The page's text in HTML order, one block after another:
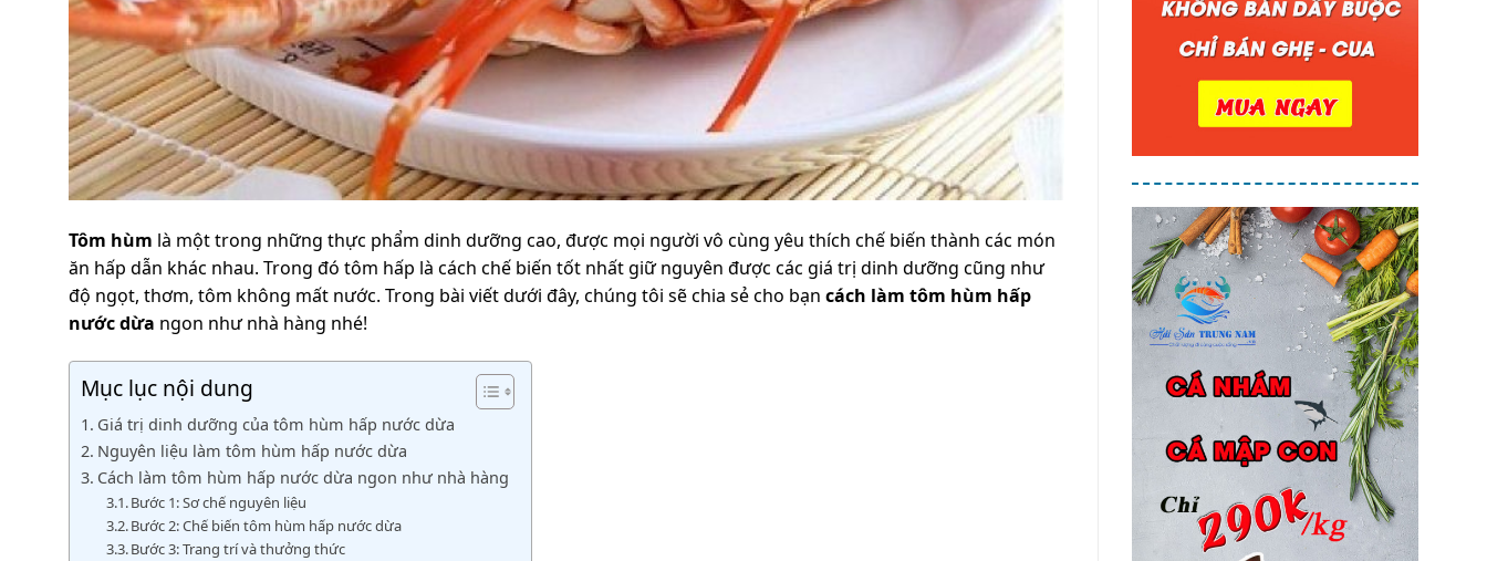
Tôm hùm là một trong những thực phẩm dinh dưỡng cao, được mọi người vô cùng yêu thích chế biến thành các món
ăn hấp dẫn khác nhau. Trong đó tôm hấp là cách chế biến tốt nhất giữ nguyên được các giá trị dinh dưỡng cũng như
độ ngọt, thơm, tôm không mất nước. Trong bài viết dưới đây, chúng tôi sẽ chia sẻ cho bạn cách làm tôm hùm hấp
nước dừa ngon như nhà hàng nhé!
Mục lục nội dung
Giá trị dinh dưỡng của tôm hùm hấp nước dừa
Nguyên liệu làm tôm hùm hấp nước dừa
Cách làm tôm hùm hấp nước dừa ngon như nhà hàng
Bước 1: Sơ chế nguyên liệu
Bước 2: Chế biến tôm hùm hấp nước dừa
Bước 3: Trang trí và thưởng thức